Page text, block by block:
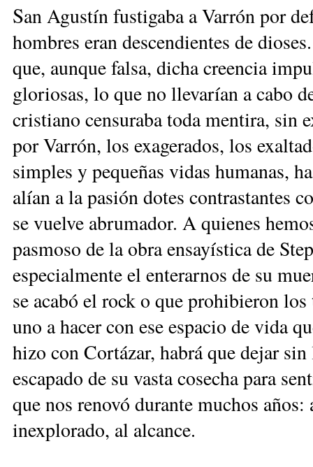
San Agustín fustigaba a Varrón por
hombres eran descendientes de
que, aunque falsa, dicha creencia
gloriosas, lo que no llevarían a cabo
cristiano censuraba toda mentira, sin
por Varrón, los exagerados, los
simples y pequeñas vidas humanas,
alían a la pasión dotes contrastantes
se vuelve abrumador. A quienes
pasmoso de la obra ensayística de
especialmente el enterarnos de su
se acabó el rock o que prohibieron
uno a hacer con ese espacio de vida
hizo con Cortázar, habrá que dejar
escapado de su vasta cosecha para
que nos renovó durante muchos
inexplorado, al alcance.